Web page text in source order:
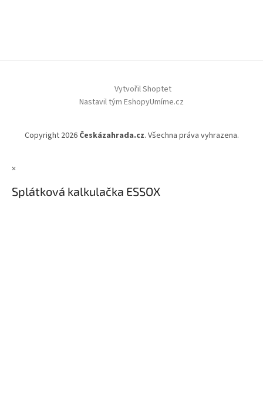
Vytvořil Shoptet
Nastavil tým EshopyUmíme.cz
Copyright 2026 Českázahrada.cz. Všechna práva vyhrazena.
×
Splátková kalkulačka ESSOX